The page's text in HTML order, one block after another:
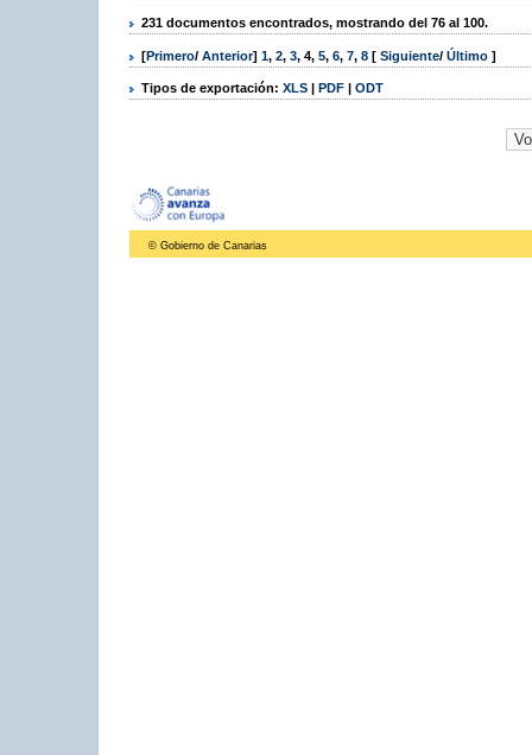
231 documentos encontrados, mostrando del 76 al 100.
[Primero/ Anterior] 1, 2, 3, 4, 5, 6, 7, 8 [ Siguiente/ Último ]
Tipos de exportación: XLS | PDF | ODT
© Gobierno de Canarias